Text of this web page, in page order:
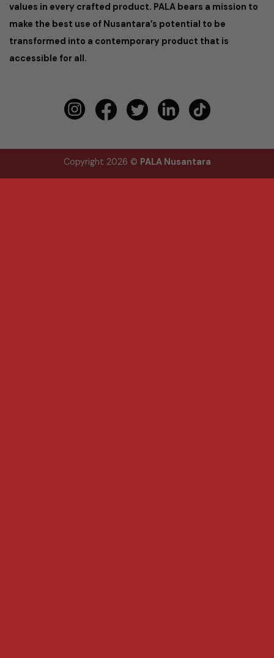
values in every crafted product. PALA bears a mission to
make the best use of Nusantara’s potential to be
transformed into a contemporary product that is
accessible for all.
Copyright 2026 © PALA Nusantara